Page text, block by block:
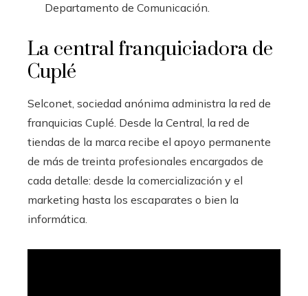
Departamento de Comunicación.
La central franquiciadora de
Cuplé
Selconet, sociedad anónima administra la red de
franquicias Cuplé. Desde la Central, la red de
tiendas de la marca recibe el apoyo permanente
de más de treinta profesionales encargados de
cada detalle: desde la comercialización y el
marketing hasta los escaparates o bien la
informática.